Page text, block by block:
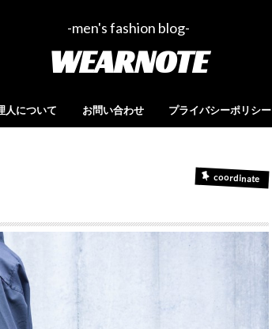
-men's fashion blog-
WEARNOTE
人について お問い合わせ プライバシーポリシー
coordinate